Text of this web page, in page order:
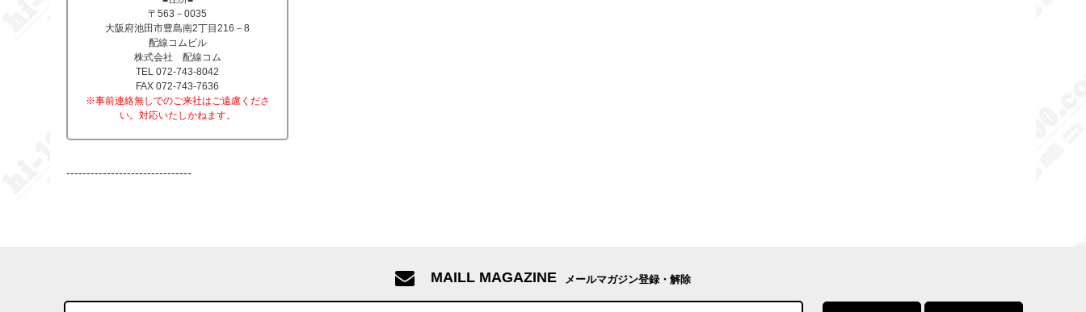
〒563－0035
大阪府池田市豊島南2丁目216－8
配線コムビル
株式会社 配線コム
TEL 072-743-8042
FAX 072-743-7636
※事前連絡無しでのご来社はご遠慮くださ
い。対応いたしかねます。
-------------------------------
MAILL MAGAZINE メールマガジン登録・解除